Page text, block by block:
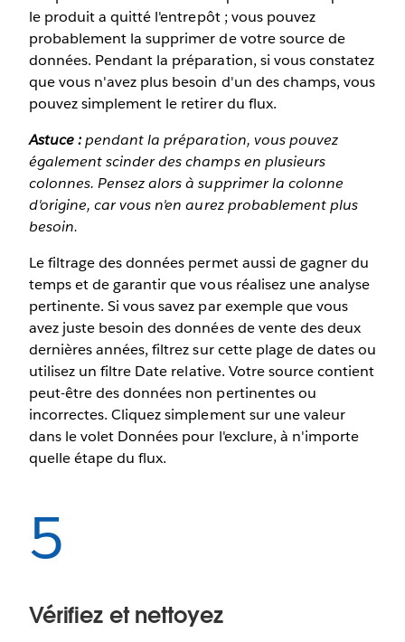
le produit a quitté l'entrepôt ; vous pouvez
probablement la supprimer de votre source de
données. Pendant la préparation, si vous constatez
que vous n'avez plus besoin d'un des champs, vous
pouvez simplement le retirer du flux.
Astuce :pendant la préparation, vous pouvez
également scinder des champs en plusieurs
colonnes. Pensez alors à supprimer la colonne
d'origine, car vous n'en aurez probablement plus
besoin.
Le filtrage des données permet aussi de gagner du
temps et de garantir que vous réalisez une analyse
pertinente. Si vous savez par exemple que vous
avez juste besoin des données de vente des deux
dernières années, filtrez sur cette plage de dates ou
utilisez un filtre Date relative. Votre source contient
peut-être des données non pertinentes ou
incorrectes. Cliquez simplement sur une valeur
dans le volet Données pour l'exclure, à n'importe
quelle étape du flux.
5
Vérifiez et nettoyez